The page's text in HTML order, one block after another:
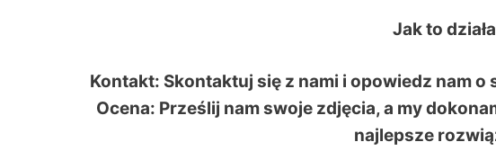
Jak to
Kontakt: Skontaktuj się z nami i opowiedz nam
Ocena: Prześlij nam swoje zdjęcia, a my
najlepsze